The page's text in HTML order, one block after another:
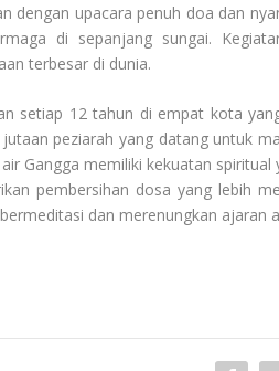
dengan upacara penuh doa dan
di sepanjang sungai.
terbesar di dunia.
setiap 12 tahun di empat kota
peziarah yang datang untuk
Gangga memiliki kekuatan
pembersihan dosa yang lebih
dan merenungkan ajaran